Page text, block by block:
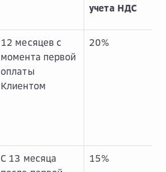
учета НДС
12 месяцев с
момента первой
оплаты
Клиентом
20%
С 13 месяца
15%